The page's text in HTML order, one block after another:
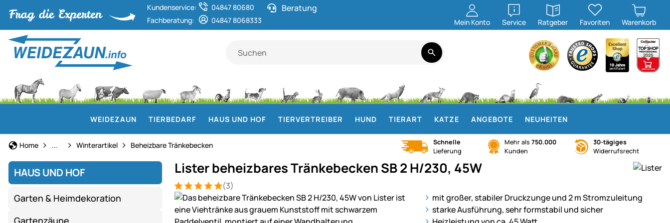
Kundenservice:
04847 80680
Fachberatung:
04847 8068333
Beratung
Mein Konto Service
öffnen
Ratgeber
öffnen
Favoriten Warenkorb
WEIDEZAUN TIERBEDARF HAUS UND HOF TIERVERTREIBER HUND TIERART KATZE ANGEBOTE NEUHEITEN
Home Haus und Hof
... Winterartikel Beheizbare Tränkebecken
Schnelle
Lieferung
Mehr als 750.000
Kunden
30-tägiges
Widerrufsrecht
HAUS UND HOF
Garten & Heimdekoration
Gartenzäune
Lister beheizbares Tränkebecken SB 2 H/230, 45W
Bewertung: 5 von 5 (3 Bewertungen)
3 Bewertungen
(3)
Produktgalerie
mit großer, stabiler Druckzunge und 2 m Stromzuleitung
starke Ausführung, sehr formstabil und sicher